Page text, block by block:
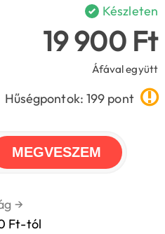
Készleten
19 900 Ft
Áfával együtt
Hűségpontok: 199 pont
MEGVESZEM
→
Ft-tól